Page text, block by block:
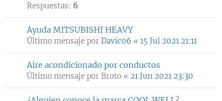
Respuestas: 6
Ayuda MITSUBISHI HEAVY
Último mensaje por Davic06 « 15 Jul 2021 21:11
Aire acondicionado por conductos
Último mensaje por Broto « 21 Jun 2021 23:30